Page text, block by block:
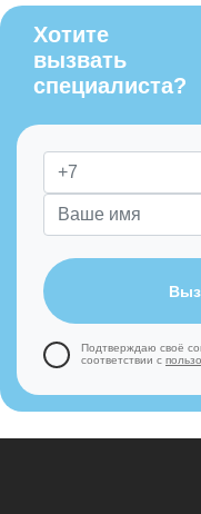
Хотите
вызвать
специалиста?
Подтверждаю своё
соответствии с